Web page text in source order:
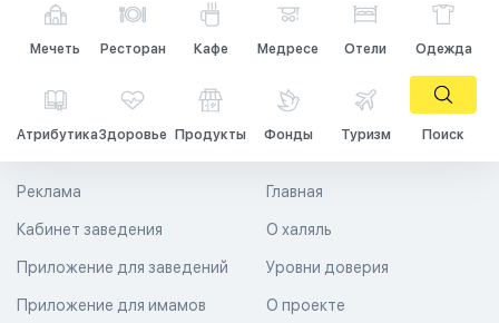
Мечеть Ресторан Кафе Медресе Отели Одежда
АтрибутикаЗдоровье Продукты Фонды Туризм Поиск
Главная
О халяль
Уровни доверия
Реклама
Кабинет заведения
Приложение для заведений
Приложение для имамов О проекте